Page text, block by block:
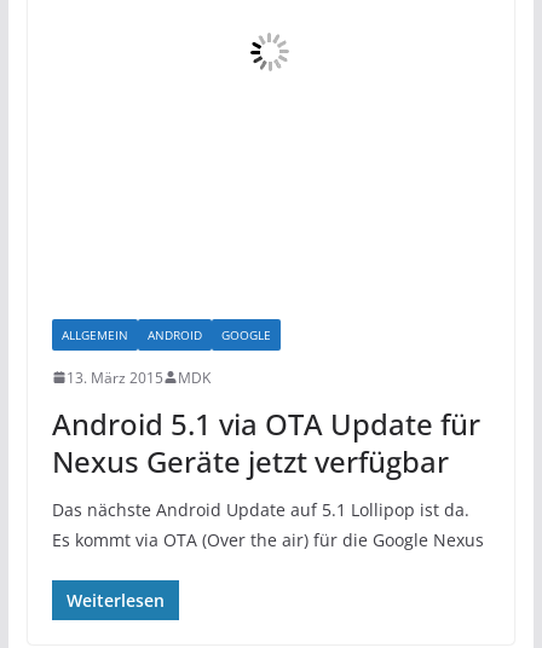
ALLGEMEIN ANDROID GOOGLE
13. März 2015 MDK
Android 5.1 via OTA Update für
Nexus Geräte jetzt verfügbar
Das nächste Android Update auf 5.1 Lollipop ist da.
Es kommt via OTA (Over the air) für die Google Nexus
Weiterlesen